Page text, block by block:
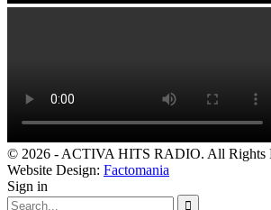
© 2026 - ACTIVA HITS RADIO. All Rights
Website Design: Factomania
Sign in